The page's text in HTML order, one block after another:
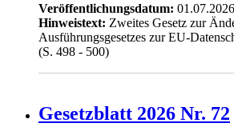
Veröffentlichungsdatum: 01.07.2026
Hinweistext: Zweites Gesetz zur
Ausführungsgesetzes zur EU-
(S. 498 - 500)
Gesetzblatt 2026 Nr. 72